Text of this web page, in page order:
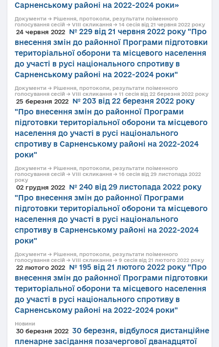
Сарненському районі на 2022-2024 роки»
Документи → Рішення, протоколи, результати поіменного
голосування сесій → VIII скликання → 14 сесія від 21 червня 2022 року
24 червня 2022
№ 229 від 21 червня 2022 року "Про
внесення змін до районної Програми підготовки
територіальної оборони та місцевого населення
до участі в русі національного спротиву в
Сарненському районі на 2022-2024 роки"
Документи → Рішення, протоколи, результати поіменного
голосування сесій → VIII скликання → 11 сесія від 22 березня 2022 року
25 березня 2022
№ 203 від 22 березня 2022 року
"Про внесення змін до районної Програми
підготовки територіальної оборони та місцевого
населення до участі в русі національного
спротиву в Сарненському районі на 2022-2024
роки"
Документи → Рішення, протоколи, результати поіменного
голосування сесій → VIII скликання → 16 сесія від 29 листопада 2022
року
02 грудня 2022
№ 240 від 29 листопада 2022 року
"Про внесення змін до районної Програми
підготовки територіальної оборони та місцевого
населення до участі в русі національного
спротиву в Сарненському районі на 2022-2024
роки"
Документи → Рішення, протоколи, результати поіменного
голосування сесій → VIII скликання → 9 сесія від 21 лютого 2022 року
22 лютого 2022
№ 195 від 21 лютого 2022 року "Про
внесення змін до районної Програми підготовки
територіальної оборони та місцевого населення
до участі в русі національного спротиву в
Сарненському районі на 2022-2024 роки"
Новини
30 березня 2022 30 березня, відбулося дистанційне
пленарне засідання позачергової дванадцятої